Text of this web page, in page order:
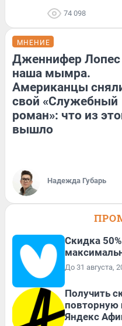
74 098
МНЕНИЕ
Дженнифер
наша мымра.
Американцы
свой «Служебный
роман»: что из
вышло
Надежда Губарь
Скидка
До 31 августа,
Получить
повторную
Яндекс